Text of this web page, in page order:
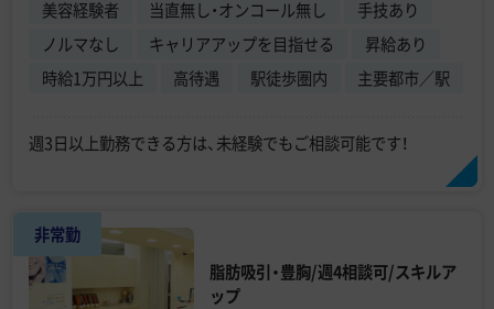
美容経験者 当直無し・オンコール無し
手技あり
ノルマなし
キャリアアップを目指せる
昇給あり
時給1万円以上
高待遇 駅徒歩圏内 主要都市／駅
週3日以上勤務できる方は、未経験でもご相談可能です！
非常勤
脂肪吸引・豊胸/週4相談可/スキルア
ップ